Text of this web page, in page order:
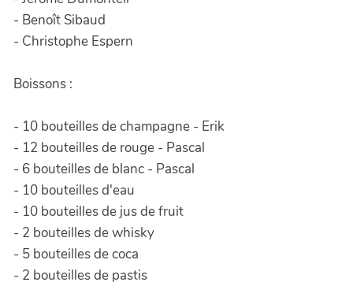
- Benoît Sibaud
- Christophe Espern
Boissons :
- 10 bouteilles de champagne - Erik
- 12 bouteilles de rouge - Pascal
- 6 bouteilles de blanc - Pascal
- 10 bouteilles d'eau
- 10 bouteilles de jus de fruit
- 2 bouteilles de whisky
- 5 bouteilles de coca
- 2 bouteilles de pastis